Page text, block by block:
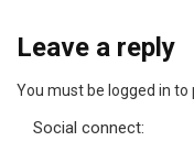
Leave a reply
You must be logged in
Social connect: